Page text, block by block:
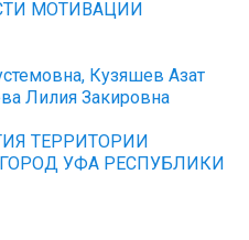
МОТИВАЦИИ
Кузяшев Азат
Лилия Закировна
ТЕРРИТОРИИ
УФА РЕСПУБЛИКИ